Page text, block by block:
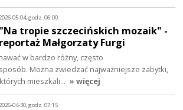
05-04, godz. 06:00
"Na tropie szczecińskich mozaik" -
reportaż Małgorzaty Furgi
w bardzo różny, często
Można zwiedzać najważniejsze zabytki,
mieszkali… » więcej
04-30, godz. 07:15